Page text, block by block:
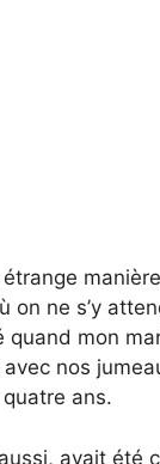
on ne s’y
quand mon
nos
ans.
avait été